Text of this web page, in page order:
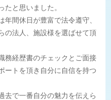
たと思いました。
間休日が豊富で法令遵守、
の法人、施設様を選ばせて頂
務経歴書のチェックとご面接
ートを頂き自分に自信を持つ
去で一番自分の魅力を伝えら